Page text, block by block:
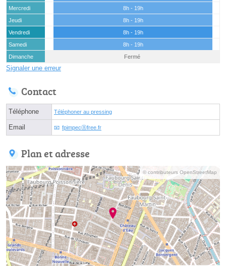
Mercredi
8h - 19h
Jeudi
8h - 19h
Vendredi
8h - 19h
Samedi
8h - 19h
Dimanche
Fermé
Signaler une erreur
Contact
Téléphone Téléphoner au pressing
Email fpimpecⓐfree.fr
Plan et adresse
© contributeurs OpenStreetMap